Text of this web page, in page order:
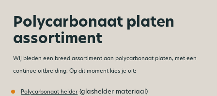
Polycarbonaat platen
assortiment
Wij bieden een breed assortiment aan polycarbonaat platen, met een
continue uitbreiding. Op dit moment kies je uit:
Polycarbonaat helder (glashelder materiaal)